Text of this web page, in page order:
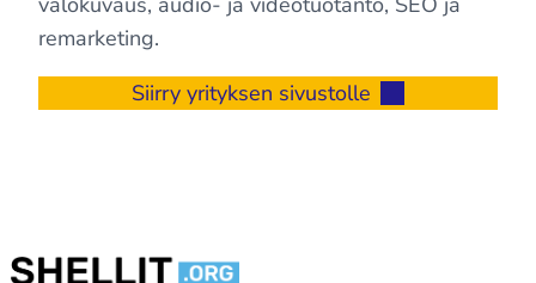
remarketing.
Siirry yrityksen sivustolle